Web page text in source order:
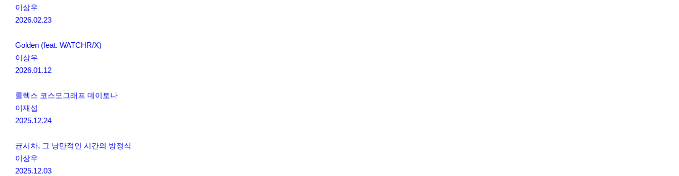
이상우
2026.02.23
Golden (feat. WATCHR/X)
이상우
2026.01.12
롤렉스 코스모그래프 데이토나
이재섭
2025.12.24
균시차, 그 낭만적인 시간의 방정식
이상우
2025.12.03